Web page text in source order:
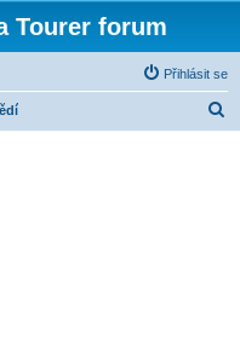
Tourer forum
Přihlásit se